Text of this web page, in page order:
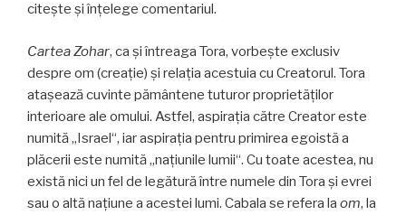
citeşte şi înţelege comentariul.
Cartea Zohar, ca şi întreaga Tora, vorbeşte exclusiv
despre om (creaţie) şi relaţia acestuia cu Creatorul. Tora
ataşează cuvinte pământene tuturor proprietăţilor
interioare ale omului. Astfel, aspiraţia către Creator este
numită „Israel“, iar aspiraţia pentru primirea egoistă a
plăcerii este numită „naţiunile lumii“. Cu toate acestea, nu
există nici un fel de legătură între numele din Tora şi evrei
sau o altă naţiune a acestei lumi. Cabala se refera la om, la